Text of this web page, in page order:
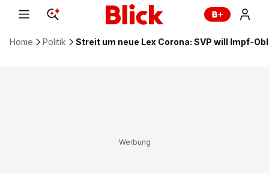
Home Politik Streit um neue Lex Corona: SVP will Impf-